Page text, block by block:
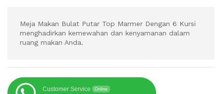
Meja Makan Bulat Putar Top Marmer Dengan 6 Kursi
menghadirkan kemewahan dan kenyamanan dalam
ruang makan Anda.
Customer Service Online